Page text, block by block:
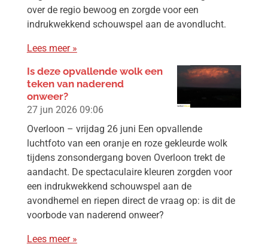
over de regio bewoog en zorgde voor een
indrukwekkend schouwspel aan de avondlucht.
Lees meer »
Is deze opvallende wolk een
teken van naderend
onweer?
27 jun 2026 09:06
Overloon – vrijdag 26 juni Een opvallende
luchtfoto van een oranje en roze gekleurde wolk
tijdens zonsondergang boven Overloon trekt de
aandacht. De spectaculaire kleuren zorgden voor
een indrukwekkend schouwspel aan de
avondhemel en riepen direct de vraag op: is dit de
voorbode van naderend onweer?
Lees meer »